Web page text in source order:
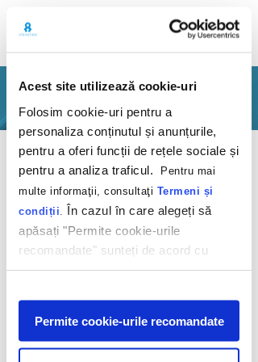
Acest site utilizează cookie-uri
Folosim cookie-uri pentru a
personaliza conținutul și anunțurile,
pentru a oferi funcții de rețele sociale și
pentru a analiza traficul.
Pentru mai
multe informaţii, consultaţi Termeni și
condiții În cazul în care alegeți să
apăsați "Permite cookie-urile
recomandate" sunteți de acord cu
utilizarea modulelor noastre cookie.
Afişare
Permite cookie-urile recomandate
PORTOFOLIU
Inapoi
Ice, ice, user
Haagen-Dazs
2020
Sunt puține lucrurile pe care nu le-am face